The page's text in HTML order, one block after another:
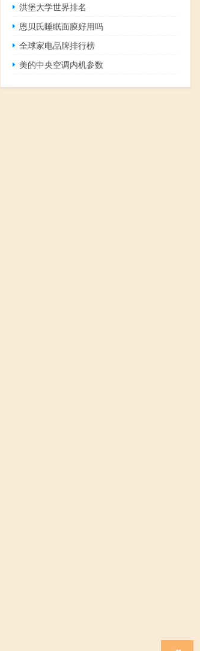
洪堡大学世界排名
恩贝氏睡眠面膜好用吗
全球家电品牌排行榜
美的中央空调内机参数